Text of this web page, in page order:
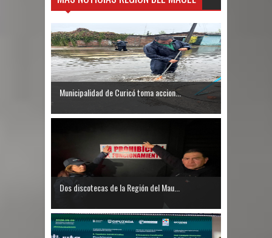
Municipalidad de Curicó toma accion...
Dos discotecas de la Región del Mau...